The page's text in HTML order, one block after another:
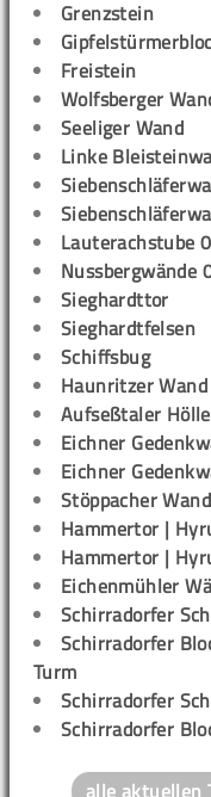
Grenzstein
Freistein
Wolfsberger
Seeliger Wand
Linke
Lauterachstube
Nussbergwände
Sieghardttor
Sieghardtfelsen
Schiffsbug
Haunritzer
Aufseßtaler
Eichner
Eichner
Stöppacher
Hammertor |
Hammertor |
Eichenmühler
Schirradorfer
Schirradorfer
Turm
Schirradorfer
Schirradorfer
alle aktuellen